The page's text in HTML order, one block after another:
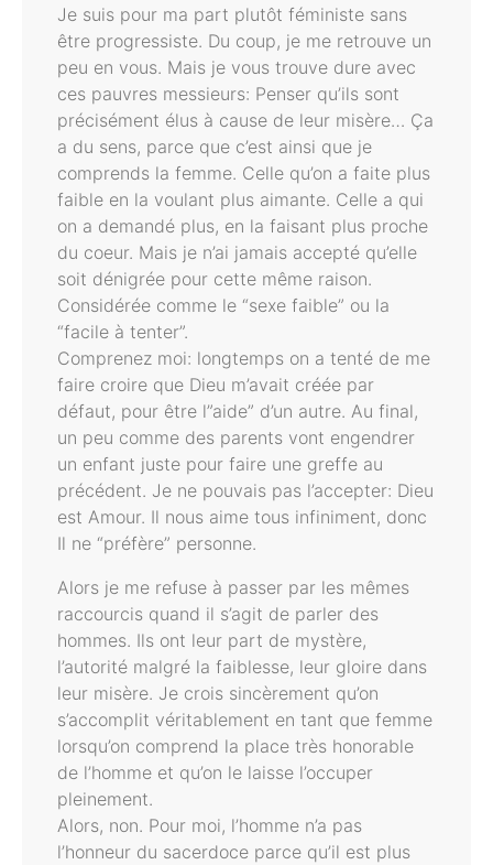
Je suis pour ma part plutôt féministe sans
être progressiste. Du coup, je me retrouve un
peu en vous. Mais je vous trouve dure avec
ces pauvres messieurs: Penser qu’ils sont
précisément élus à cause de leur misère… Ça
a du sens, parce que c’est ainsi que je
comprends la femme. Celle qu’on a faite plus
faible en la voulant plus aimante. Celle a qui
on a demandé plus, en la faisant plus proche
du coeur. Mais je n’ai jamais accepté qu’elle
soit dénigrée pour cette même raison.
Considérée comme le “sexe faible” ou la
“facile à tenter”.
Comprenez moi: longtemps on a tenté de me
faire croire que Dieu m’avait créée par
défaut, pour être l”aide” d’un autre. Au final,
un peu comme des parents vont engendrer
un enfant juste pour faire une greffe au
précédent. Je ne pouvais pas l’accepter: Dieu
est Amour. Il nous aime tous infiniment, donc
Il ne “préfère” personne.
Alors je me refuse à passer par les mêmes
raccourcis quand il s’agit de parler des
hommes. Ils ont leur part de mystère,
l’autorité malgré la faiblesse, leur gloire dans
leur misère. Je crois sincèrement qu’on
s’accomplit véritablement en tant que femme
lorsqu’on comprend la place très honorable
de l’homme et qu’on le laisse l’occuper
pleinement.
Alors, non. Pour moi, l’homme n’a pas
l’honneur du sacerdoce parce qu’il est plus